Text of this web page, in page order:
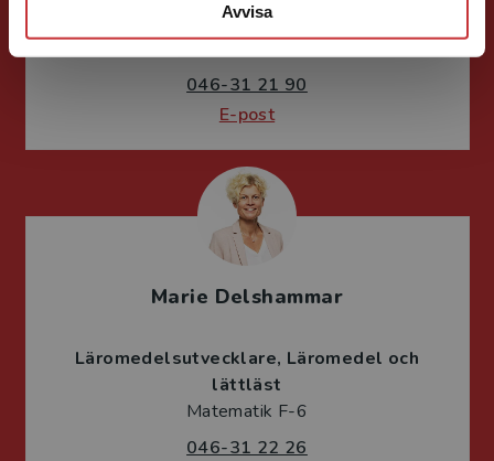
Avvisa
lättläst
Matematik F-6
046-31 21 90
E-post
Marie Delshammar
Läromedelsutvecklare Läromedel och
lättläst
Matematik F-6
046-31 22 26